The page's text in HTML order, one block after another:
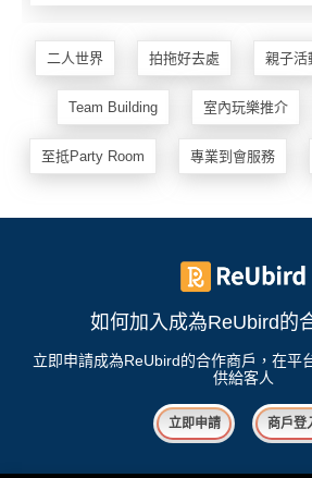
二人世界 拍拖好去處 親子活
Team Building 室內玩樂推介
至抵Party Room 專業到會服務
如何加入成為ReUbird的
立即申請成為ReUbird的合作商戶，在平
供給客人
立即申請 商戶登